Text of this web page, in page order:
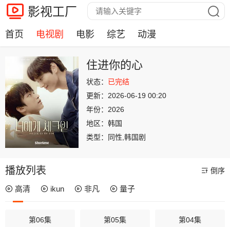
影视工厂
首页 电视剧 电影 综艺 动漫
住进你的心
状态： 已完结
更新： 2026-06-19 00:20
年份： 2026
地区： 韩国
类型：
同性,韩国剧
播放列表 倒序
高清 ikun 非凡 量子
第06集 第05集 第04集